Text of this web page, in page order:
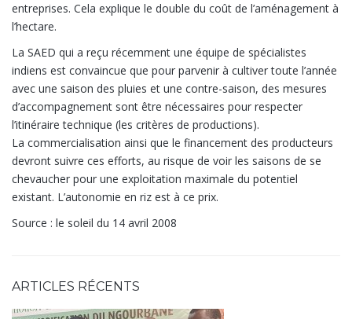
entreprises. Cela explique le double du coût de l’aménagement à
l’hectare.
La SAED qui a reçu récemment une équipe de spécialistes
indiens est convaincue que pour parvenir à cultiver toute l’année
avec une saison des pluies et une contre-saison, des mesures
d’accompagnement sont être nécessaires pour respecter
l’itinéraire technique (les critères de productions).
La commercialisation ainsi que le financement des producteurs
devront suivre ces efforts, au risque de voir les saisons de se
chevaucher pour une exploitation maximale du potentiel
existant. L’autonomie en riz est à ce prix.
Source : le soleil du 14 avril 2008
ARTICLES RÉCENTS